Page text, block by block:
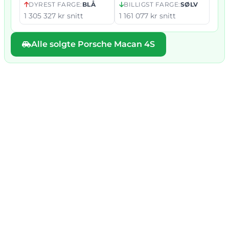
DYREST FARGE: BLÅ
1 305 327 kr snitt
BILLIGST FARGE:SØLV
1 161 077 kr snitt
Alle solgte Porsche Macan 4S